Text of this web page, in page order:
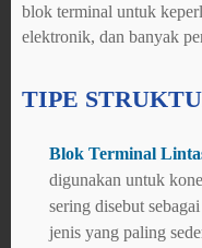
blok terminal untuk
elektronik, dan banyak
TIPE
Blok Terminal
digunakan untuk
sering disebut
jenis yang paling